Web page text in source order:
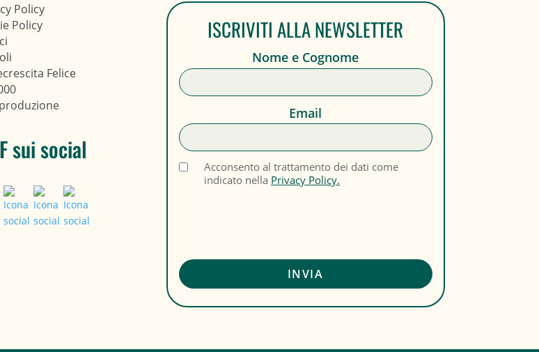
Policy
Policy
Felice
sui social
ISCRIVITI ALLA NEWSLETTER
Nome e Cognome
Email
Acconsento al trattamento dei dati come
indicato nella Privacy Policy.